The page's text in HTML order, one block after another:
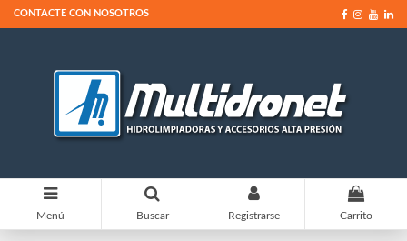
CONTACTE CON NOSOTROS
Menú Buscar Registrarse
0
Carrito